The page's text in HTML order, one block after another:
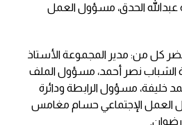
عبدالله الحدق، مسؤول العمل
كل من: مدير المجموعة الأستاذ
الشباب نصر أحمد، مسؤول الملف
خليفة، مسؤول الرابطة ودائرة
العمل الإجتماعي حسام مغامس